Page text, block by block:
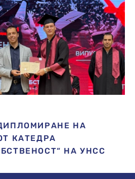
НА
КАТЕДРА
НА УНСС